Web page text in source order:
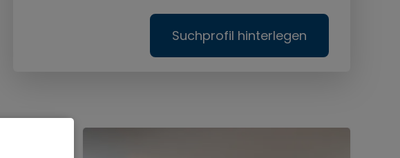
Suchprofil hinterlegen